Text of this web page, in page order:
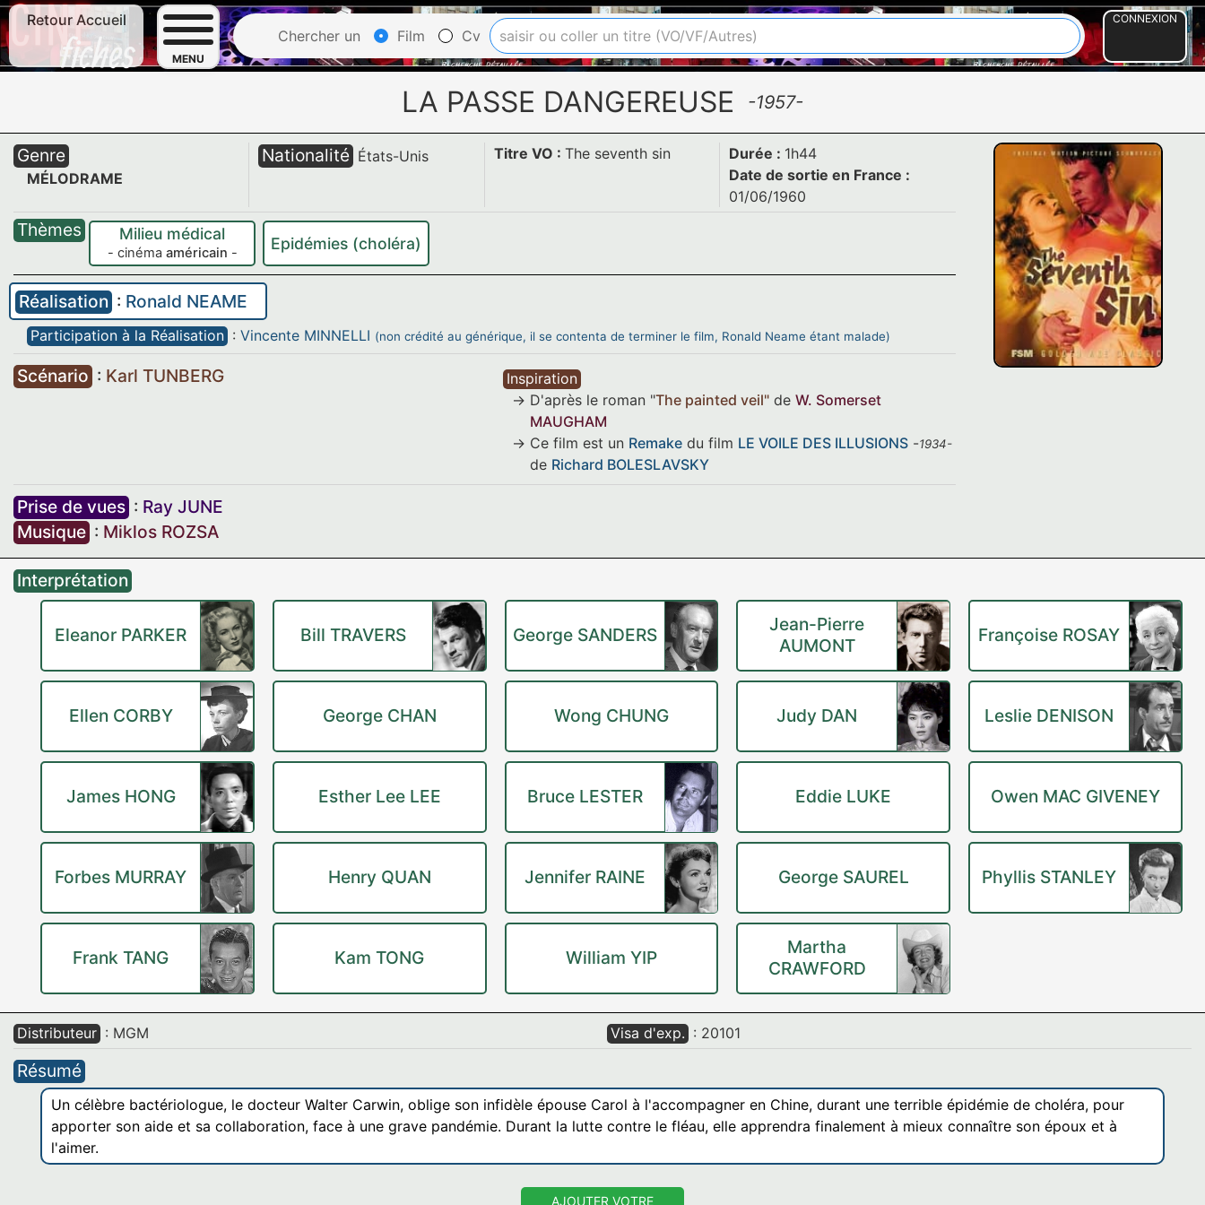
Retour Accueil
MENU
Chercher un Film Cv
CONNEXION
LA PASSE DANGEREUSE -1957-
Genre
MÉLODRAME
Nationalité États-Unis Titre VO : The seventh sin Durée : 1h44
Date de sortie en France :
01/06/1960
Thèmes Milieu médical
- cinéma américain -
Epidémies (choléra)
Réalisation : Ronald NEAME
Participation à la Réalisation : Vincente MINNELLI (non crédité au générique, il se contenta de terminer le film, Ronald Neame étant malade)
Scénario : Karl TUNBERG
Inspiration
D'après le roman "The painted veil"de W. Somerset
MAUGHAM
Ce film est un Remakedu film LE VOILE DES ILLUSIONS-1934-
de Richard BOLESLAVSKY
Prise de vues : Ray JUNE
Musique : Miklos ROZSA
Interprétation
Eleanor PARKER Bill TRAVERS George SANDERS
Jean-Pierre
AUMONT
Françoise ROSAY
Ellen CORBY George CHAN Wong CHUNG Judy DAN Leslie DENISON
James HONG Esther Lee LEE Bruce LESTER Eddie LUKE Owen MAC GIVENEY
Forbes MURRAY Henry QUAN Jennifer RAINE George SAUREL Phyllis STANLEY
Frank TANG Kam TONG William YIP
Martha
CRAWFORD
Distributeur : MGM Visa d'exp. : 20101
Résumé
Un célèbre bactériologue, le docteur Walter Carwin, oblige son infidèle épouse Carol à l'accompagner en Chine, durant une terrible épidémie de choléra, pour
apporter son aide et sa collaboration, face à une grave pandémie. Durant la lutte contre le fléau, elle apprendra finalement à mieux connaître son époux et à
l'aimer.
AJOUTER VOTRE